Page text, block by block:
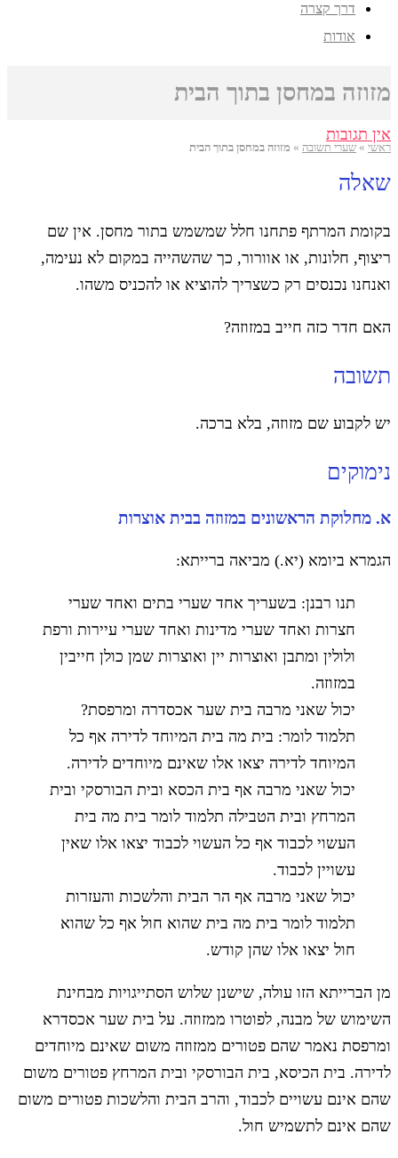
דרך קצרה
אודות
מזוזה במחסן בתוך הבית
ראשי » שערי תשובה » מזוזה במחסן בתוך הבית
אין תגובות
שאלה
בקומת המרתף פתחנו חלל שמשמש בתור מחסן. אין שם
ריצוף, חלונות, או אוורור, כך שהשהייה במקום לא נעימה,
ואנחנו נכנסים רק כשצריך להוציא או להכניס משהו.
האם חדר כזה חייב במזוזה?
תשובה
יש לקבוע שם מזוזה, בלא ברכה.
נימוקים
א. מחלוקת הראשונים במזוזה בבית אוצרות
הגמרא ביומא (יא.) מביאה ברייתא:
תנו רבנן: בשעריך אחד שערי בתים ואחד שערי
חצרות ואחד שערי מדינות ואחד שערי עיירות ורפת
ולולין ומתבן ואוצרות יין ואוצרות שמן כולן חייבין
במזוזה.
יכול שאני מרבה בית שער אכסדרה ומרפסת?
תלמוד לומר: בית מה בית המיוחד לדירה אף כל
המיוחד לדירה יצאו אלו שאינם מיוחדים לדירה.
יכול שאני מרבה אף בית הכסא ובית הבורסקי ובית
המרחץ ובית הטבילה תלמוד לומר בית מה בית
העשוי לכבוד אף כל העשוי לכבוד יצאו אלו שאין
עשויין לכבוד.
יכול שאני מרבה אף הר הבית והלשכות והעזרות
תלמוד לומר בית מה בית שהוא חול אף כל שהוא
חול יצאו אלו שהן קודש.
מן הברייתא הזו עולה, שישנן שלוש הסתייגויות מבחינת
השימוש של מבנה, לפוטרו ממזוזה. על בית שער אכסדרא
ומרפסת נאמר שהם פטורים ממזוזה משום שאינם מיוחדים
לדירה. בית הכיסא, בית הבורסקי ובית המרחץ פטורים משום
שהם אינם עשויים לכבוד, והרב הבית והלשכות פטורים משום
שהם אינם לתשמיש חול.